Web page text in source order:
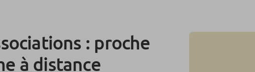
: proche
à distance